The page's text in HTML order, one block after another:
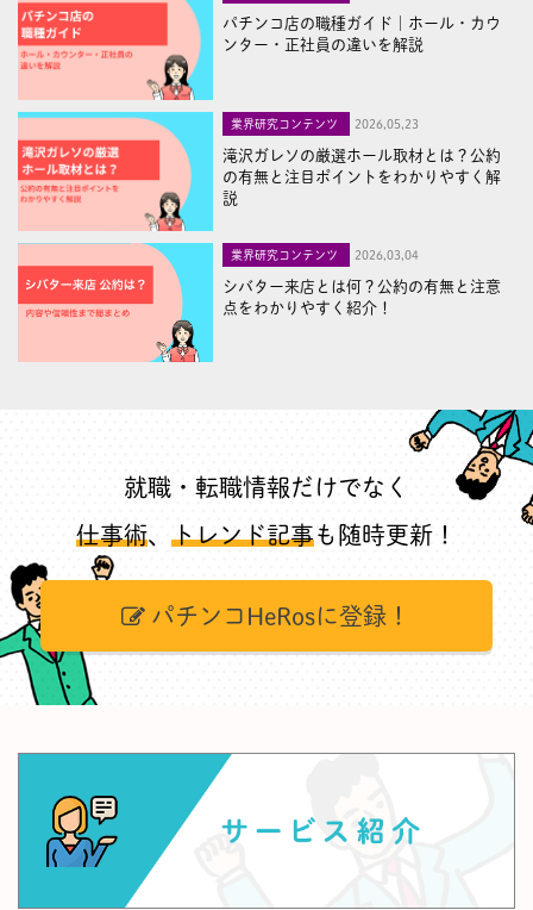
パチンコ店の職種ガイド｜ホール・カウ
ンター・正社員の違いを解説
業界研究コンテンツ 2026,05,23
滝沢ガレソの厳選ホール取材とは？公約
の有無と注目ポイントをわかりやすく解
説
業界研究コンテンツ 2026,03,04
シバター来店とは何？公約の有無と注意
点をわかりやすく紹介！
就職・転職情報だけでなく
仕事術、 トレンド記事も随時更新！
パチンコHeRosに登録！